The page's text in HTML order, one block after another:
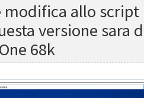
modifica allo
versione sara
68k